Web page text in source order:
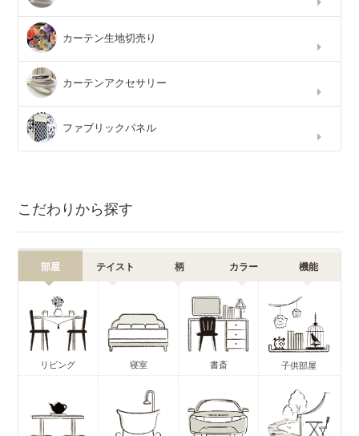
カーテン生地切売り
カーテンアクセサリー
ファブリックパネル
こだわりから探す
部屋 テイスト 柄 カラー 機能
リビング 寝室 書斎 子供部屋